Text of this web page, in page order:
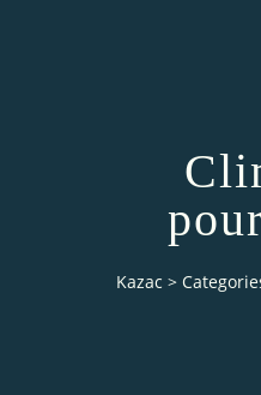
Kazac >